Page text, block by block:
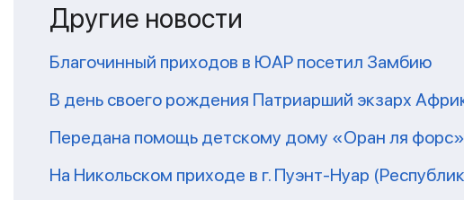
Другие новости
Благочинный приходов в ЮАР посетил Замбию
В день своего рождения Патриарший экзарх
Передана помощь детскому дому «Оран ля
На Никольском приходе в г. Пуэнт-Нуар